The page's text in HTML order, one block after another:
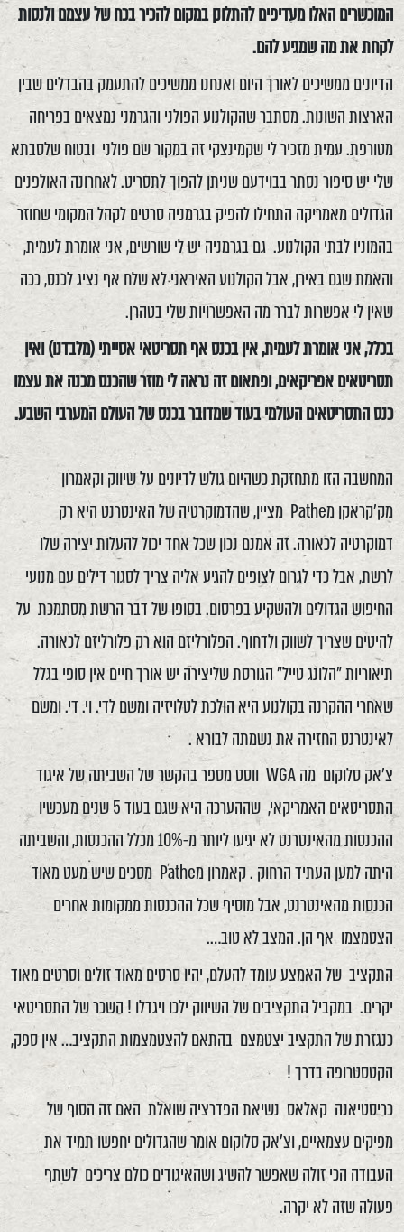
המוכשרים האלו מעדיפים להתלונן במקום להכיר בכח של עצמם ולנסות
לקחת את מה שמגיע להם.
הדיונים ממשיכים לאורך היום ואנחנו ממשיכים להתעמק בהבדלים שבין
הארצות השונות. מסתבר שהקולנוע הפולני והגרמני נמצאים בפריחה
מטורפת. עמית מזכיר לי שקמינצקי זה במקור שם פולני ובטוח שלסבתא
שלי יש סיפור נסתר בבוידעם שניתן להפוך לתסריט. לאחרונה האולפנים
הגדולים מאמריקה התחילו להפיק בגרמניה סרטים לקהל המקומי שחוזר
בהמוניו לבתי הקולנוע. גם בגרמניה יש לי שורשים, אני אומרת לעמית,
והאמת שגם באירן, אבל הקולנוע האיראני לא שלח אף נציג לכנס, ככה
שאין לי אפשרות לברר מה האפשרויות שלי בטהרן.
בכלל, אני אומרת לעמית, אין בכנס אף תסריטאי אסייתי (מלבדנו) ואין
תסריטאים אפריקאים, ופתאום זה נראה לי מוזר שהכנס מכנה את עצמו
כנס התסריטאים העולמי בעוד שמדובר בכנס של העולם המערבי השבע.
המחשבה הזו מתחזקת כשהיום גולש לדיונים על שיווק וקאמרון
מק'קראקן מPathe מציין, שהדמוקרטיה של האינטרנט היא רק
דמוקרטיה לכאורה. זה אמנם נכון שכל אחד יכול להעלות יצירה שלו
לרשת, אבל כדי לגרום לצופים להגיע אליה צריך לסגור דילים עם מנועי
החיפוש הגדולים ולהשקיע בפרסום. בסופו של דבר הרשת מסתמכת על
להיטים שצריך לשווק ולדחוף. הפלורליזם הוא רק פלורליזם לכאורה.
תיאוריות "הלונג טייל" הגורסת שליצירה יש אורך חיים אין סופי בגלל
שאחרי ההקרנה בקולנוע היא הולכת לטלויזיה ומשם לדי. וי. די. ומשם
לאינטרנט החזירה את נשמתה לבורא .
צ'אק סלוקום מה WGA ווסט מספר בהקשר של השביתה של איגוד
התסריטאים האמריקאי, שההערכה היא שגם בעוד 5 שנים מעכשיו
ההכנסות מהאינטרנט לא יגיעו ליותר מ-10% מכלל ההכנסות, והשביתה
היתה למען העתיד הרחוק . קאמרון מPathe מסכים שיש מעט מאוד
הכנסות מהאינטרנט, אבל מוסיף שכל ההכנסות ממקומות אחרים
הצטמצמו אף הן. המצב לא טוב….
התקציב של האמצע עומד להעלם, יהיו סרטים מאוד זולים וסרטים מאוד
יקרים. במקביל התקציבים של השיווק ילכו ויגדלו ! השכר של התסריטאי
כנגזרת של התקציב יצטמצם בהתאם להצטמצמות התקציב… אין ספק,
הקטסטרופה בדרך !
כריסטיאנה קאלאס נשיאת הפדרציה שואלת האם זה הסוף של
מפיקים עצמאיים, וצ'אק סלוקום אומר שהגדולים יחפשו תמיד את
העבודה הכי זולה שאפשר להשיג ושהאיגודים כולם צריכים לשתף
פעולה שזה לא יקרה.